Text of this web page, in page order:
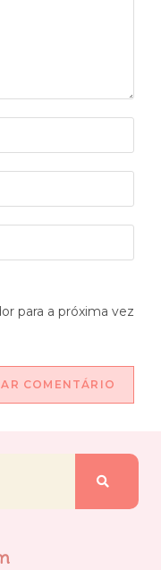
para a próxima vez